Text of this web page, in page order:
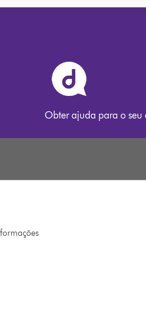
Obter ajuda para o seu